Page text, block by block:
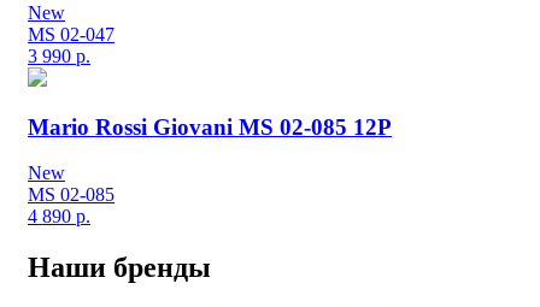
New
MS 02-047
3 990 р.
Mario Rossi Giovani MS 02-085 12P
New
MS 02-085
4 890 р.
Наши бренды